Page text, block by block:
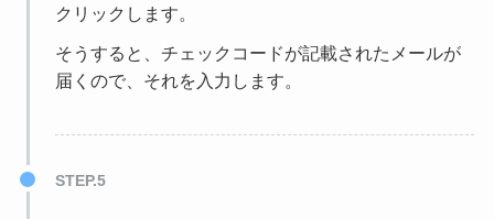
クリックします。
そうすると、チェックコードが記載されたメールが
届くので、それを入力します。
STEP.5